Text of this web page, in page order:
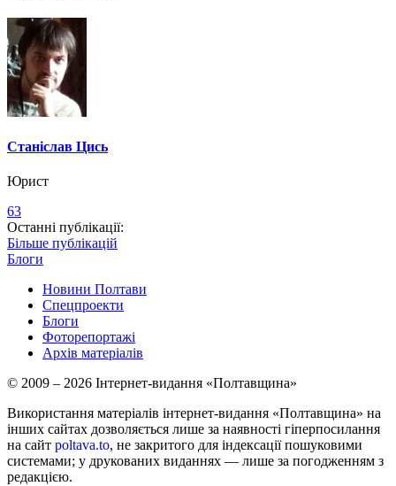
Станіслав Цись
Юрист
63
Останні публікації:
Більше публікацій
Блоги
Новини Полтави
Спецпроекти
Блоги
Фоторепортажі
Архів матеріалів
© 2009 – 2026 Інтернет-видання «Полтавщина»
Використання матеріалів інтернет-видання «Полтавщина» на
інших сайтах дозволяється лише за наявності гіперпосилання
на сайт poltava.to, не закритого для індексації пошуковими
системами; у друкованих виданнях — лише за погодженням з
редакцією.